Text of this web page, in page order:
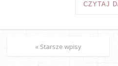
CZYTAJ
« Starsze wpisy